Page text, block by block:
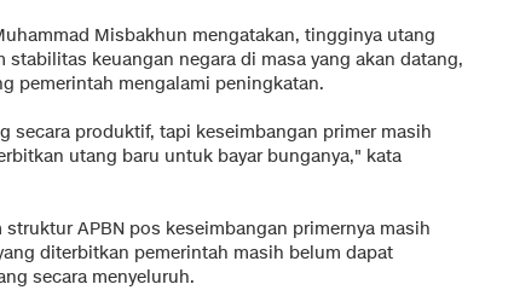
Misbakhun mengatakan, tingginya utang
stabilitas keuangan negara di masa yang akan datang,
pemerintah mengalami peningkatan.
secara produktif, tapi keseimbangan primer masih
utang baru untuk bayar bunganya," kata
APBN pos keseimbangan primernya masih
diterbitkan pemerintah masih belum dapat
secara menyeluruh.